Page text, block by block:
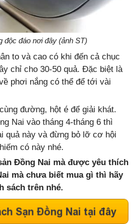
độc đáo nơi đây (ảnh ST)
to và cao có khi đến cả chục
chỉ cho 30-50 quả. Đặc biệt là
phơi nắng có thể để tới vài
đường, hột é để giải khát.
Nai vào tháng 4-tháng 6 thì
quả này và đừng bỏ lỡ cơ hội
có này nhé.
Đồng Nai mà được yêu thích
mà chưa biết mua gì thì hãy
sách trên nhé.